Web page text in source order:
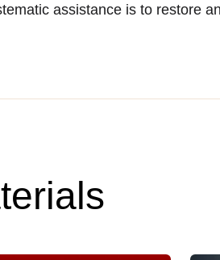
assistance is to restore